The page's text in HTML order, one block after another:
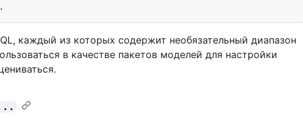
каждый из которых содержит необязательный диапазон
в качестве пакетов моделей для настройки